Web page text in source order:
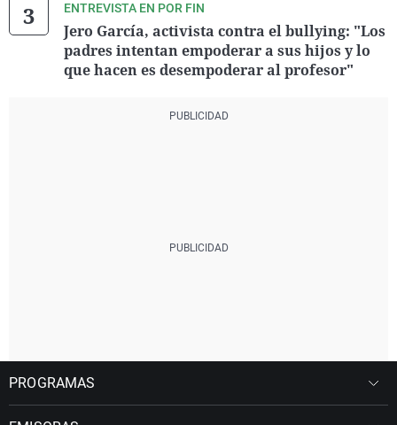
ENTREVISTA EN POR FIN
Jero García, activista contra el bullying: "Los
padres intentan empoderar a sus hijos y lo
que hacen es desempoderar al profesor"
PROGRAMAS